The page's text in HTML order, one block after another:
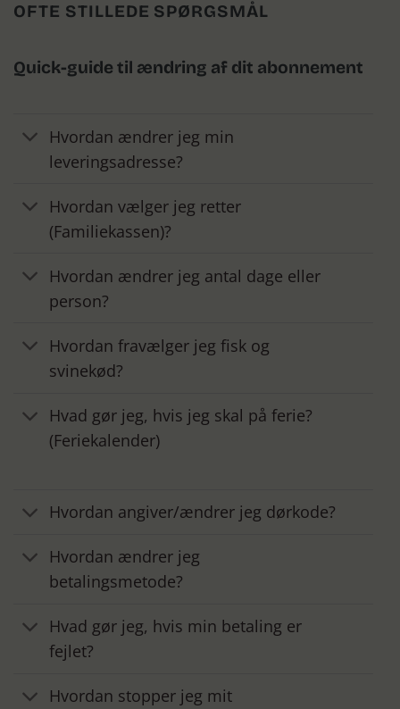
OFTE STILLEDE SPØRGSMÅL
Quick-guide til ændring af dit abonnement
Hvordan ændrer jeg min
leveringsadresse?
Hvordan vælger jeg retter
(Familiekassen)?
Hvordan ændrer jeg antal dage eller
person?
Hvordan fravælger jeg fisk og
svinekød?
Hvad gør jeg, hvis jeg skal på ferie?
(Feriekalender)
Hvordan angiver/ændrer jeg dørkode?
Hvordan ændrer jeg
betalingsmetode?
Hvad gør jeg, hvis min betaling er
fejlet?
Hvordan stopper jeg mit